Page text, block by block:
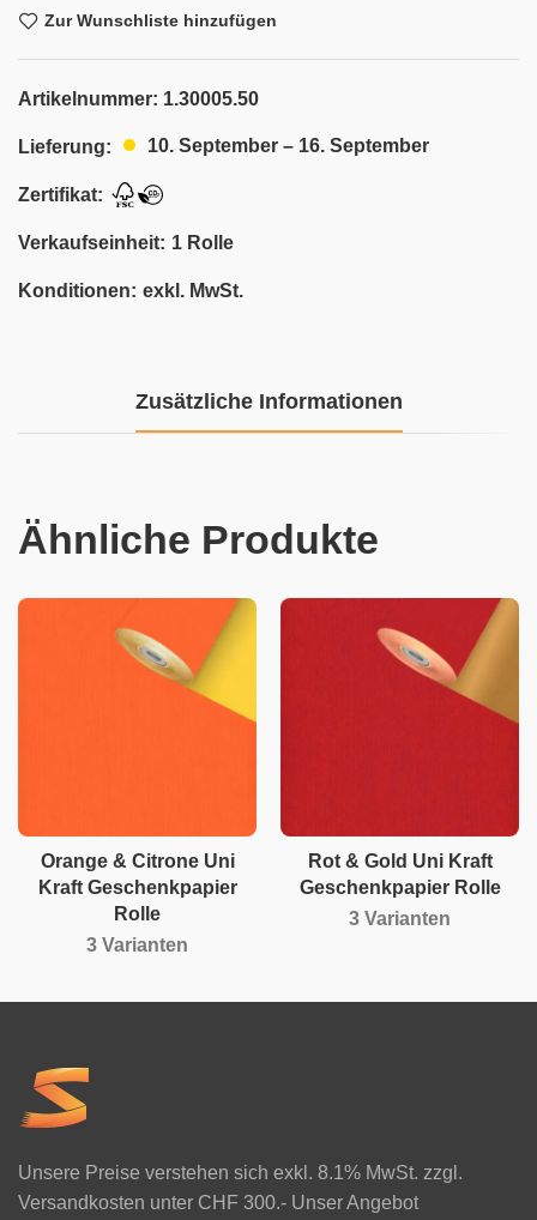
Zur Wunschliste hinzufügen
Artikelnummer: 1.30005.50
Lieferung: 10. September – 16. September
Zertifikat:
Verkaufseinheit: 1 Rolle
Konditionen: exkl. MwSt.
Zusätzliche Informationen
Ähnliche Produkte
Orange & Citrone Uni
Kraft Geschenkpapier
Rolle
3 Varianten
Rot & Gold Uni Kraft
Geschenkpapier Rolle
3 Varianten
Unsere Preise verstehen sich exkl. 8.1% MwSt. zzgl.
Versandkosten unter CHF 300.- Unser Angebot